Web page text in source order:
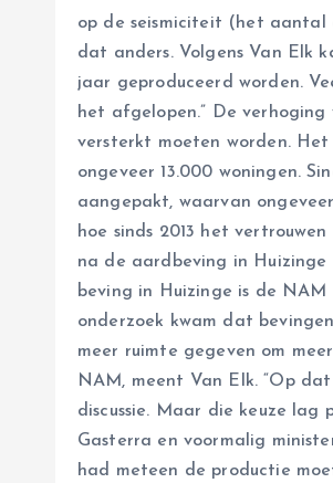
op de seismiciteit (het aantal
dat anders. Volgens Van Elk
jaar geproduceerd worden.
het afgelopen.” De
versterkt moeten worden.
ongeveer 13.000 woningen.
aangepakt, waarvan
hoe sinds 2013 het
na de aardbeving in Huizinge
beving in Huizinge is de
onderzoek kwam dat
meer ruimte gegeven om
NAM, meent Van Elk. “Op
discussie. Maar die keuze
Gasterra en voormalig
had meteen de productie